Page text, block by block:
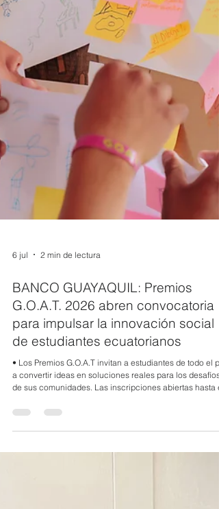
6 jul 2 min de lectura
BANCO GUAYAQUIL: Premios